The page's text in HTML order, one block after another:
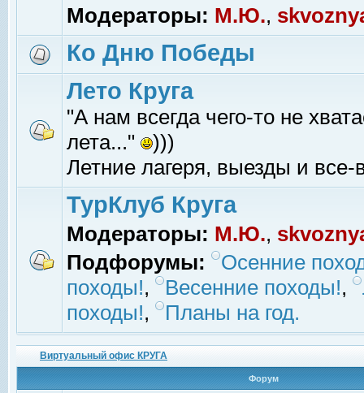
Модераторы: М.Ю.,
Ко Дню Победы
Лето Круга
"А нам всегда чего-то не
лета..."
)))
Летние лагеря, выезды и все-
ТурКлуб Круга
Модераторы: М.Ю.,
Подфорумы:
Осенние
походы!, Весенние походы!,
походы!, Планы на год.
Виртуальный офис КРУГА
Форум